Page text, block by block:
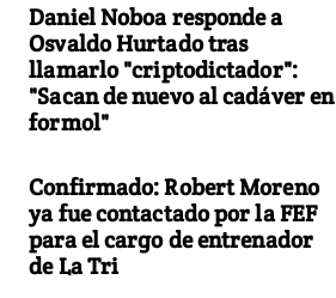
Daniel Noboa responde a
Osvaldo Hurtado tras
llamarlo "criptodictador":
"Sacan de nuevo al cadáver en
formol"
Confirmado: Robert Moreno
ya fue contactado por la FEF
para el cargo de entrenador
de La Tri